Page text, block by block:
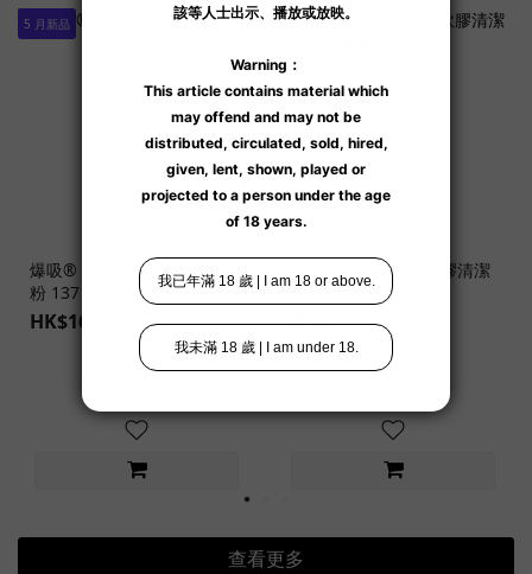
5 月新品
爆吸® 飛機杯專用 吸油保養
粉 137 克
HK$168.00
Ona Clean 自慰杯軟膠清潔
酵素粉 150 克
HK$119.00
查看更多